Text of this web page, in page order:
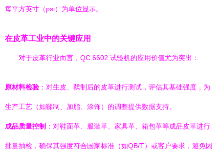
每平方英寸（psi）为单位显示。
在皮革工业中的关键应用
对于皮革行业而言，QC 6602 试验机的应用价值尤为突出：
原材料检验 ：对生皮、鞣制后的皮革进行测试，评估其基础强度，为
生产工艺（如鞣制、加脂、涂饰）的调整提供数据支持。
成品质量控制 ：对鞋面革、服装革、家具革、箱包革等成品皮革进行
批量抽检，确保其强度符合国家标准（如QB/T）或客户要求，避免因